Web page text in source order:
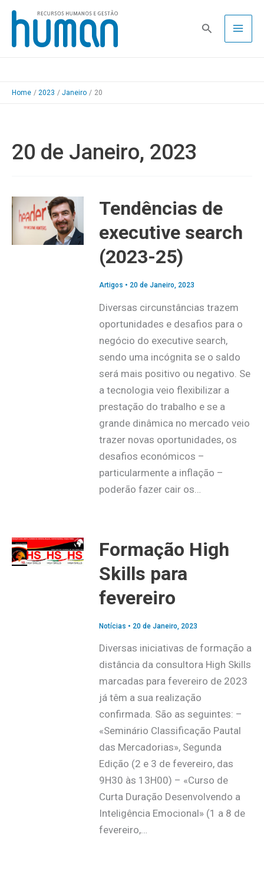
Skip
content
Pesquisa
Home 2023 Janeiro 20
20 de Janeiro, 2023
Tendências de
executive search
(2023-25)
Artigos • 20 de Janeiro, 2023
Diversas circunstâncias trazem
oportunidades e desafios para o
negócio do executive search,
sendo uma incógnita se o saldo
será mais positivo ou negativo. Se
a tecnologia veio flexibilizar a
prestação do trabalho e se a
grande dinâmica no mercado veio
trazer novas oportunidades, os
desafios económicos –
particularmente a inflação –
poderão fazer cair os…
Formação High
Skills para
fevereiro
Notícias • 20 de Janeiro, 2023
Diversas iniciativas de formação a
distância da consultora High Skills
marcadas para fevereiro de 2023
já têm a sua realização
confirmada. São as seguintes: –
«Seminário Classificação Pautal
das Mercadorias», Segunda
Edição (2 e 3 de fevereiro, das
9H30 às 13H00) – «Curso de
Curta Duração Desenvolvendo a
Inteligência Emocional» (1 a 8 de
fevereiro,…